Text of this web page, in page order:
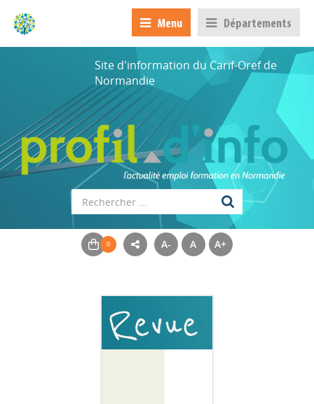
Menu Départements
Site d'information du Carif-Oref de
Normandie
A- A A+